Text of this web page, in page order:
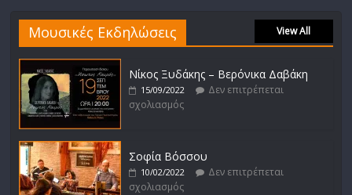
Μουσικές Εκδηλώσεις View All
Νίκος Ξυδάκης – Βερόνικα Δαβάκη
15/09/2022
Δεν επιτρέπεται
σχολιασμός
Σοφία Βόσσου
10/02/2022
Δεν επιτρέπεται
σχολιασμός